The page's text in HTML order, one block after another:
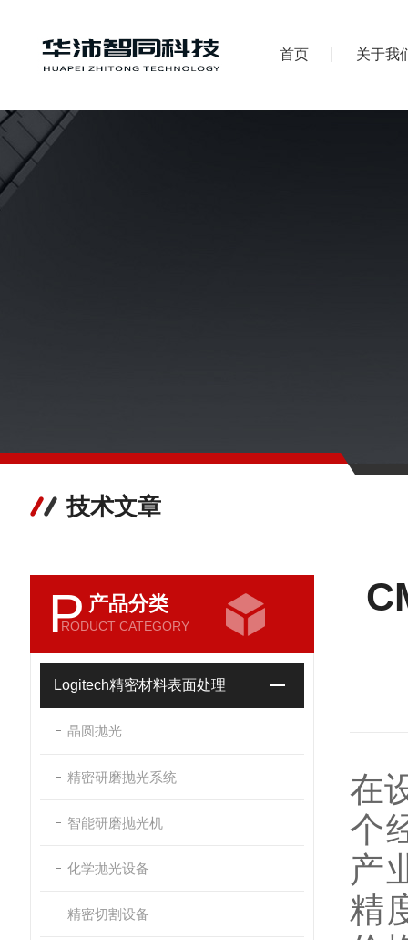
首页 关于我
技术文章
P 产品分类
RODUCT CATEGORY
Logitech精密材料表面处理
晶圆抛光
精密研磨抛光系统
智能研磨抛光机
化学抛光设备
精密切割设备
在
个
产
精